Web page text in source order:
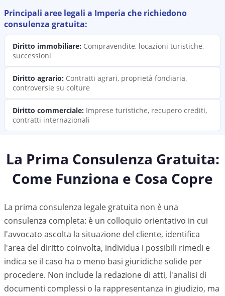
Principali aree legali a Imperia che richiedono
consulenza gratuita:
Diritto immobiliare: Compravendite, locazioni turistiche,
successioni
Diritto agrario: Contratti agrari, proprietà fondiaria,
controversie su colture
Diritto commerciale: Imprese turistiche, recupero crediti,
contratti internazionali
La Prima Consulenza Gratuita:
Come Funziona e Cosa Copre
La prima consulenza legale gratuita non è una
consulenza completa: è un colloquio orientativo in cui
l'avvocato ascolta la situazione del cliente, identifica
l'area del diritto coinvolta, individua i possibili rimedi e
indica se il caso ha o meno basi giuridiche solide per
procedere. Non include la redazione di atti, l'analisi di
documenti complessi o la rappresentanza in giudizio, ma